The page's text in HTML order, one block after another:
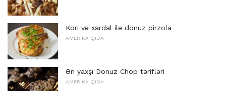
Köri və xardal ilə donuz pirzola
AMERIKA QIDA
Ən yaxşı Donuz Chop tərifləri
AMERIKA QIDA